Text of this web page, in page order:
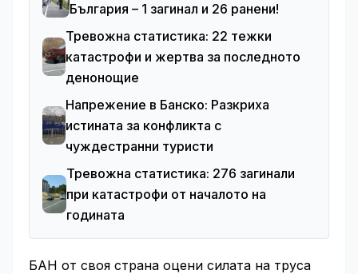
България – 1 загинал и 26 ранени!
Тревожна статистика: 22 тежки
катастрофи и жертва за последното
денонощие
Напрежение в Банско: Разкриха
истината за конфликта с
чуждестранни туристи
Тревожна статистика: 276 загинали
при катастрофи от началото на
годината
БАН от своя страна оцени силата на труса